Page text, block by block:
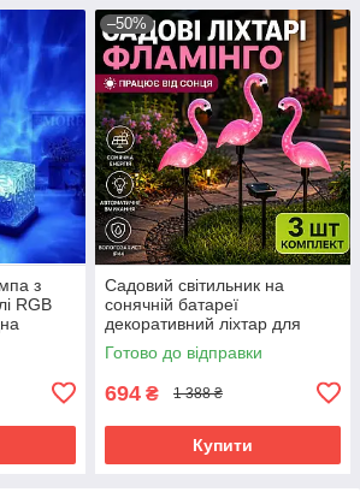
з
RGB
–50%
Садовий світильник на
сонячній батареї
декоративний ліхтар для
клумби газону доріжок і двору
Готово до відправки
694 ₴ 1 388 ₴
Купити